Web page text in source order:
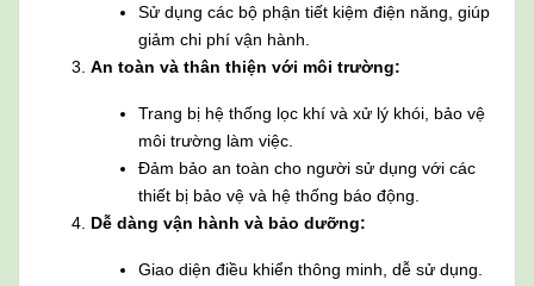
Sử dụng các bộ phận tiết kiệm điện năng, giúp
giảm chi phí vận hành.
An toàn và thân thiện với môi trường:
Trang bị hệ thống lọc khí và xử lý khói, bảo vệ
môi trường làm việc.
Đảm bảo an toàn cho người sử dụng với các
thiết bị bảo vệ và hệ thống báo động.
Dễ dàng vận hành và bảo dưỡng:
Giao diện điều khiển thông minh, dễ sử dụng.